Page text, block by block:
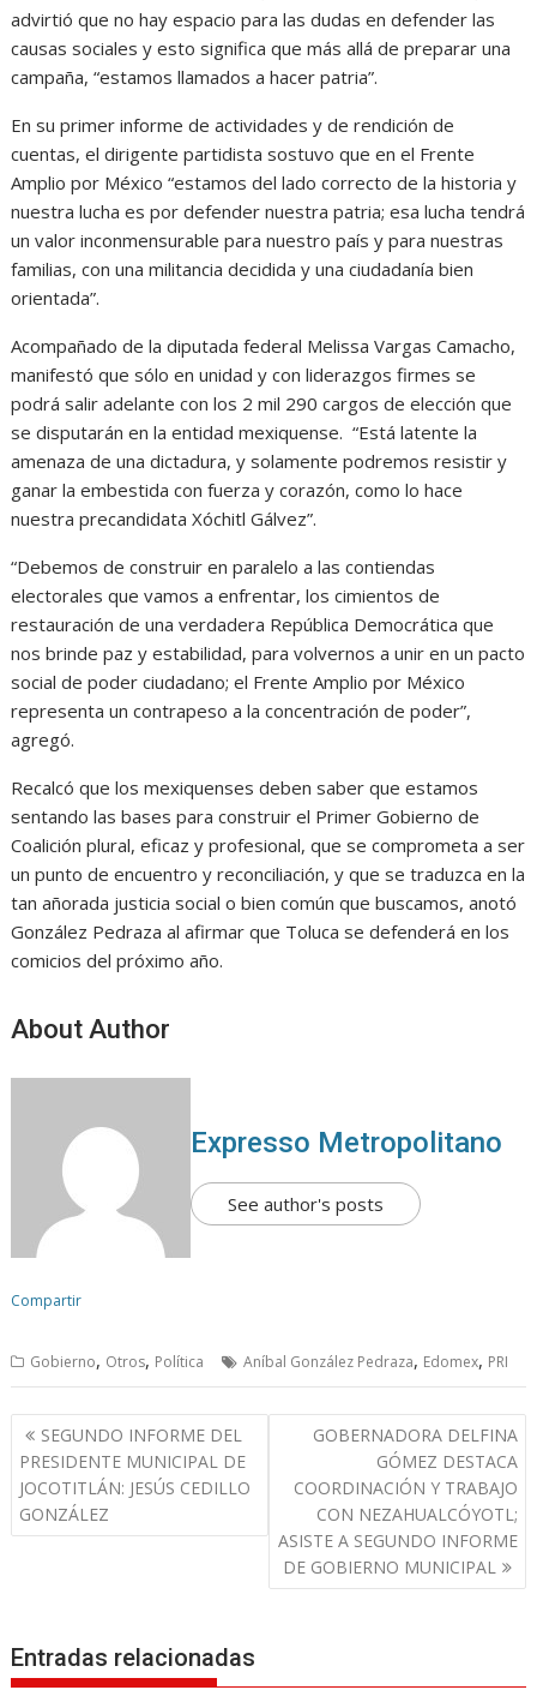
advirtió que no hay espacio para las dudas en defender las
causas sociales y esto significa que más allá de preparar una
campaña, “estamos llamados a hacer patria”.
En su primer informe de actividades y de rendición de
cuentas, el dirigente partidista sostuvo que en el Frente
Amplio por México “estamos del lado correcto de la historia y
nuestra lucha es por defender nuestra patria; esa lucha tendrá
un valor inconmensurable para nuestro país y para nuestras
familias, con una militancia decidida y una ciudadanía bien
orientada”.
Acompañado de la diputada federal Melissa Vargas Camacho,
manifestó que sólo en unidad y con liderazgos firmes se
podrá salir adelante con los 2 mil 290 cargos de elección que
se disputarán en la entidad mexiquense. “Está latente la
amenaza de una dictadura, y solamente podremos resistir y
ganar la embestida con fuerza y corazón, como lo hace
nuestra precandidata Xóchitl Gálvez”.
“Debemos de construir en paralelo a las contiendas
electorales que vamos a enfrentar, los cimientos de
restauración de una verdadera República Democrática que
nos brinde paz y estabilidad, para volvernos a unir en un pacto
social de poder ciudadano; el Frente Amplio por México
representa un contrapeso a la concentración de poder”,
agregó.
Recalcó que los mexiquenses deben saber que estamos
sentando las bases para construir el Primer Gobierno de
Coalición plural, eficaz y profesional, que se comprometa a ser
un punto de encuentro y reconciliación, y que se traduzca en la
tan añorada justicia social o bien común que buscamos, anotó
González Pedraza al afirmar que Toluca se defenderá en los
comicios del próximo año.
About Author
Expresso Metropolitano
See author's posts
Compartir
Gobierno, Otros, Política Aníbal González Pedraza, Edomex, PRI
N
a
v
e
i
ó
SEGUNDO INFORME DEL
PRESIDENTE MUNICIPAL DE
JOCOTITLÁN: JESÚS CEDILLO
GONZÁLEZ
GOBERNADORA DELFINA
GÓMEZ DESTACA
COORDINACIÓN Y TRABAJO
CON NEZAHUALCÓYOTL;
ASISTE A SEGUNDO INFORME
DE GOBIERNO MUNICIPAL
Entradas relacionadas